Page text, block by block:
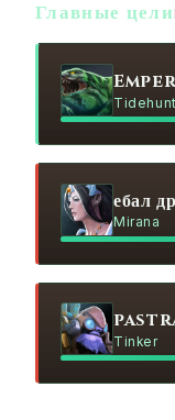
Главные цели
ебал
Mirana
Tinker